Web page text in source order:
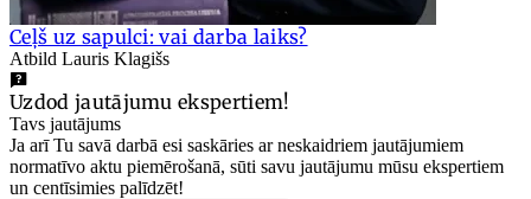
Ceļš uz sapulci: vai darba laiks?
Atbild Lauris Klagišs
Uzdod jautājumu ekspertiem!
Tavs jautājums
Ja arī Tu savā darbā esi saskāries ar neskaidriem jautājumiem
normatīvo aktu piemērošanā, sūti savu jautājumu mūsu ekspertiem
un centīsimies palīdzēt!